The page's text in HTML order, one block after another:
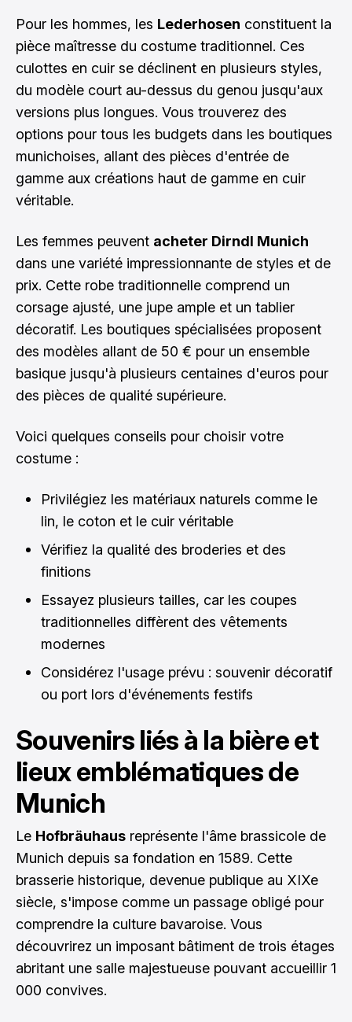
Pour les hommes, les Lederhosen constituent la
pièce maîtresse du costume traditionnel. Ces
culottes en cuir se déclinent en plusieurs styles,
du modèle court au-dessus du genou jusqu'aux
versions plus longues. Vous trouverez des
options pour tous les budgets dans les boutiques
munichoises, allant des pièces d'entrée de
gamme aux créations haut de gamme en cuir
véritable.
Les femmes peuvent acheter Dirndl Munich
dans une variété impressionnante de styles et de
prix. Cette robe traditionnelle comprend un
corsage ajusté, une jupe ample et un tablier
décoratif. Les boutiques spécialisées proposent
des modèles allant de 50 € pour un ensemble
basique jusqu'à plusieurs centaines d'euros pour
des pièces de qualité supérieure.
Voici quelques conseils pour choisir votre
costume :
Privilégiez les matériaux naturels comme le
lin, le coton et le cuir véritable
Vérifiez la qualité des broderies et des
finitions
Essayez plusieurs tailles, car les coupes
traditionnelles diffèrent des vêtements
modernes
Considérez l'usage prévu : souvenir décoratif
ou port lors d'événements festifs
Souvenirs liés à la bière et
lieux emblématiques de
Munich
Le Hofbräuhaus représente l'âme brassicole de
Munich depuis sa fondation en 1589. Cette
brasserie historique, devenue publique au XIXe
siècle, s'impose comme un passage obligé pour
comprendre la culture bavaroise. Vous
découvrirez un imposant bâtiment de trois étages
abritant une salle majestueuse pouvant accueillir 1
000 convives.